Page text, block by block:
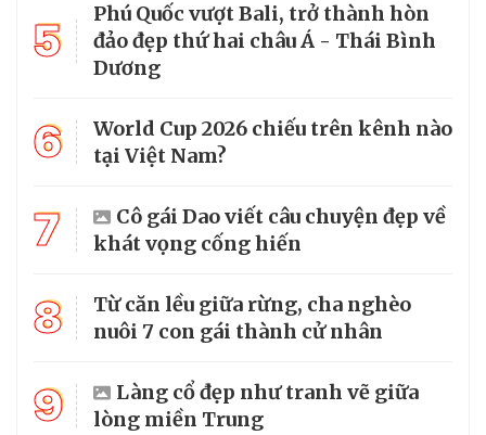
5
Phú Quốc vượt Bali, trở thành hòn
đảo đẹp thứ hai châu Á - Thái Bình
Dương
6
World Cup 2026 chiếu trên kênh nào
tại Việt Nam?
7
Cô gái Dao viết câu chuyện đẹp về
khát vọng cống hiến
8
Từ căn lều giữa rừng, cha nghèo
nuôi 7 con gái thành cử nhân
9
Làng cổ đẹp như tranh vẽ giữa
lòng miền Trung